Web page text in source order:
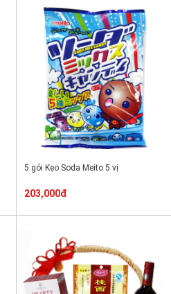
5 gói Kẹo Soda Meito 5 vị
203,000đ